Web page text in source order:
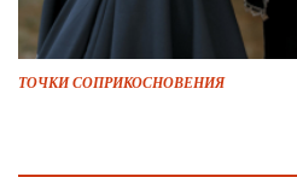
ТОЧКИ СОПРИКОСНОВЕНИЯ